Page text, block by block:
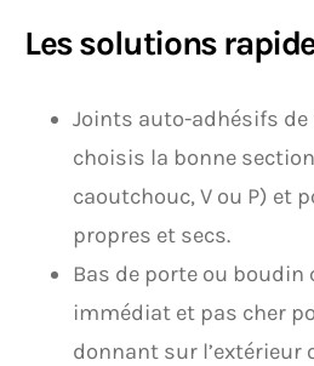
Les solutions
Joints auto-adhésifs de
choisis la bonne
caoutchouc, V ou P) et
propres et secs.
Bas de porte ou boudin
immédiat et pas cher
donnant sur l’extérieur